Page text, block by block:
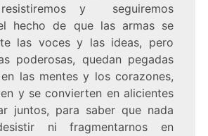
y seguiremos
hecho de que las armas se
las voces y las ideas, pero
poderosas, quedan pegadas
las mentes y los corazones,
y se convierten en alicientes
juntos, para saber que nada
ni fragmentarnos en